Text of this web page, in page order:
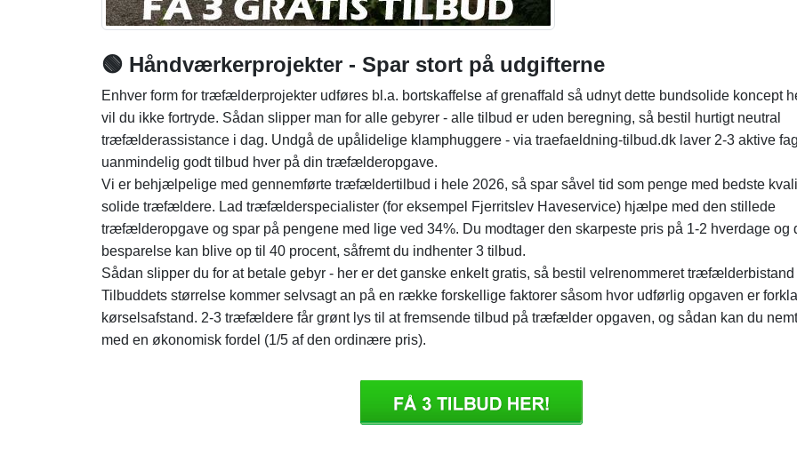
🟢 Håndværkerprojekter - Spar stort på udgifterne
Enhver form for træfælderprojekter udføres bl.a. bortskaffelse af grenaffald så udnyt dette bundsolide koncept
vil du ikke fortryde. Sådan slipper man for alle gebyrer - alle tilbud er uden beregning, så bestil hurtigt neutral
træfælderassistance i dag. Undgå de upålidelige klamphuggere - via traefaeldning-tilbud.dk laver 2-3 aktive
uanmindelig godt tilbud hver på din træfælderopgave.
Vi er behjælpelige med gennemførte træfældertilbud i hele 2026, så spar såvel tid som penge med bedste
solide træfældere. Lad træfælderspecialister (for eksempel Fjerritslev Haveservice) hjælpe med den stillede
træfælderopgave og spar på pengene med lige ved 34%. Du modtager den skarpeste pris på 1-2 hverdage og
besparelse kan blive op til 40 procent, såfremt du indhenter 3 tilbud.
Sådan slipper du for at betale gebyr - her er det ganske enkelt gratis, så bestil velrenommeret træfælderbistand
Tilbuddets størrelse kommer selvsagt an på en række forskellige faktorer såsom hvor udførlig opgaven er
kørselsafstand. 2-3 træfældere får grønt lys til at fremsende tilbud på træfælder opgaven, og sådan kan du
med en økonomisk fordel (1/5 af den ordinære pris).